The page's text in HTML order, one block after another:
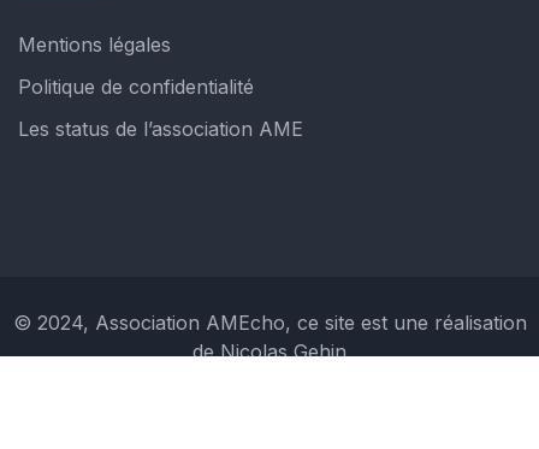
Mentions légales
Politique de confidentialité
Les status de l’association AME
© 2024, Association AMEcho, ce site est une réalisation
de Nicolas Gehin